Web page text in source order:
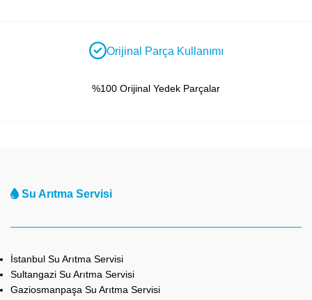
Orijinal Parça Kullanımı
%100 Orijinal Yedek Parçalar
Su Arıtma Servisi
İstanbul Su Arıtma Servisi
Sultangazi Su Arıtma Servisi
Gaziosmanpaşa Su Arıtma Servisi